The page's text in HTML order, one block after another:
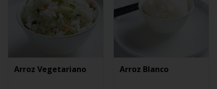
Arroz Vegetariano Arroz Blanco